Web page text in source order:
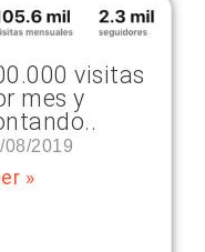
visitas
mes y
08/2019
»